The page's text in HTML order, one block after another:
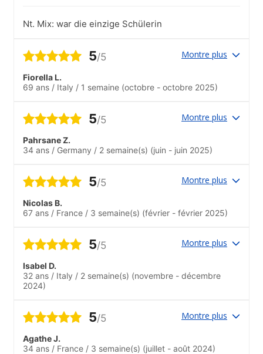
a fare amicizia con gli altri nuovi studenti.
Nt. Mix: war die einzige Schülerin
5/5 Montre plus
Fiorella L.
69 ans / Italy / 1 semaine (octobre - octobre 2025)
5/5 Montre plus
Pahrsane Z.
34 ans / Germany / 2 semaine(s) (juin - juin 2025)
5/5 Montre plus
Nicolas B.
67 ans / France / 3 semaine(s) (février - février 2025)
5/5 Montre plus
Isabel D.
32 ans / Italy / 2 semaine(s) (novembre - décembre
2024)
5/5 Montre plus
Agathe J.
34 ans / France / 3 semaine(s) (juillet - août 2024)